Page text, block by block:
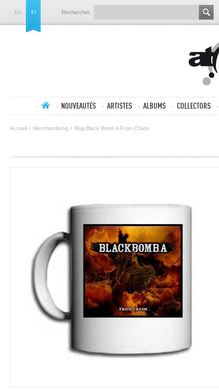
En Fr Rechercher
NOUVEAUTÉS ARTISTES ALBUMS COLLECTORS
Accueil / Merchandising / Mug Black Bomb A From Chaos